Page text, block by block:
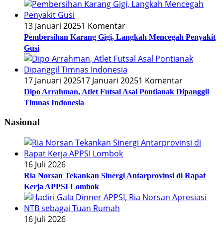
13 Januari 20251 Komentar
Pembersihan Karang Gigi, Langkah Mencegah Penyakit
Gusi
17 Januari 202517 Januari 20251 Komentar
Dipo Arrahman, Atlet Futsal Asal Pontianak Dipanggil
Timnas Indonesia
Nasional
16 Juli 2026
Ria Norsan Tekankan Sinergi Antarprovinsi di Rapat
Kerja APPSI Lombok
16 Juli 2026